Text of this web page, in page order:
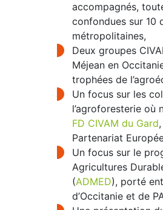
accompagnés,
confondues sur 10
métropolitaines,
Deux groupes
Méjean en
trophées de
Un focus sur les
l’agroforesterie où
FD CIVAM du Gard
Partenariat
Un focus sur le
Agricultures
(ADMED), porté
d’Occitanie et de